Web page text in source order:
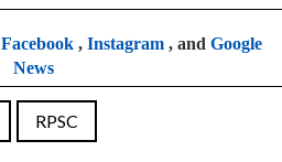
Facebook, Instagram, and Google
News
RPSC